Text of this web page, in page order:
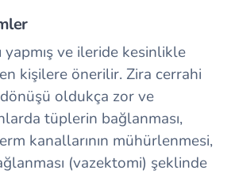
yapmış ve ileride kesinlikle
kişilere önerilir. Zira cerrahi
oldukça zor ve
tüplerin bağlanması,
kanallarının mühürlenmesi,
(vazektomi) şeklinde